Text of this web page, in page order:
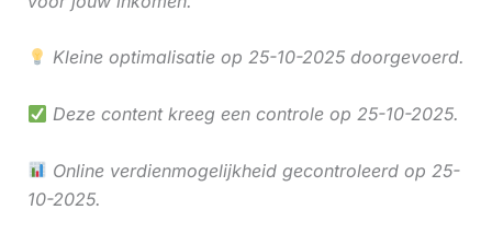
Kleine optimalisatie op 25-10-2025 doorgevoerd.
Deze content kreeg een controle op 25-10-2025.
Online verdienmogelijkheid gecontroleerd op 25-
10-2025.